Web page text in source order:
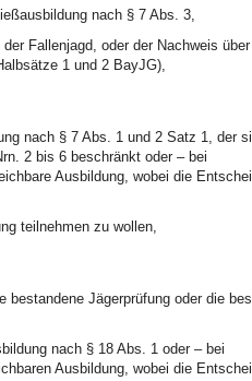
nach § 7 Abs. 3,
Fallenjagd, oder der Nachweis
1 und 2 BayJG),
nach § 7 Abs. 1 und 2 Satz 1, der
2 bis 6 beschränkt oder – bei
Ausbildung, wobei die
teilnehmen zu wollen,
Jägerprüfung oder die
nach § 18 Abs. 1 oder – bei
Ausbildung, wobei die